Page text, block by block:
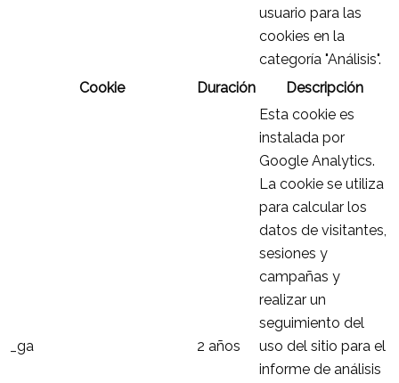
usuario para las
cookies en la
categoría "Análisis".
Cookie
Duración Descripción
_ga 2 años
Esta cookie es
instalada por
Google Analytics.
La cookie se utiliza
para calcular los
datos de visitantes,
sesiones y
campañas y
realizar un
seguimiento del
uso del sitio para el
informe de análisis